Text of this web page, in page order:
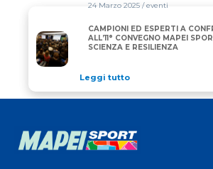
CAMPIONI ED ESPERTI A
24 Marzo 2025/ eventi
CAMPIONI ED ESPERTI A
ALL’11° CONVEGNO MAPEI
SCIENZA E RESILIENZA
Leggi tutto